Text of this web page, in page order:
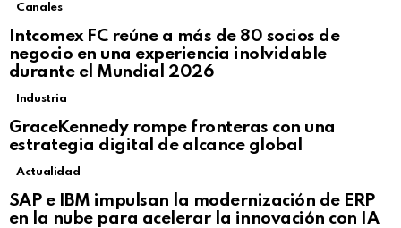
Canales
Intcomex FC reúne a más de 80 socios de
negocio en una experiencia inolvidable
durante el Mundial 2026
Industria
GraceKennedy rompe fronteras con una
estrategia digital de alcance global
Not Safe For Work
Click to view this post
Actualidad
SAP e IBM impulsan la modernización de ERP
en la nube para acelerar la innovación con IA